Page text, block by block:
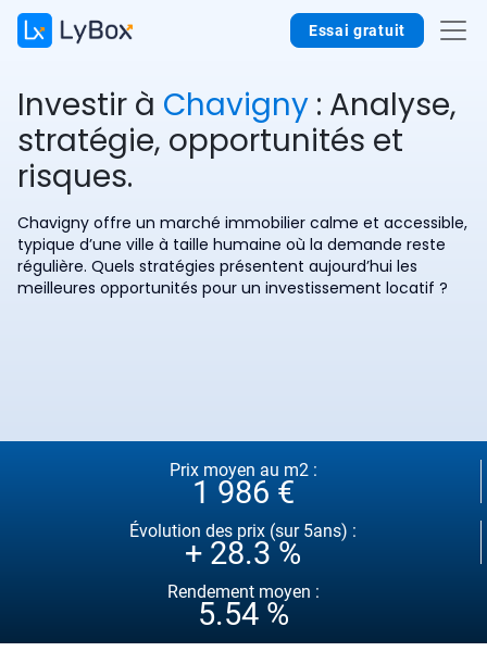
Essai gratuit
Investir à Chavigny : Analyse,
stratégie, opportunités et
risques.
Chavigny offre un marché immobilier calme et accessible,
typique d’une ville à taille humaine où la demande reste
régulière. Quels stratégies présentent aujourd’hui les
meilleures opportunités pour un investissement locatif ?
Prix moyen au m2 :
1 986 €
Évolution des prix (sur 5ans) :
+ 28.3 %
Rendement moyen :
5.54 %